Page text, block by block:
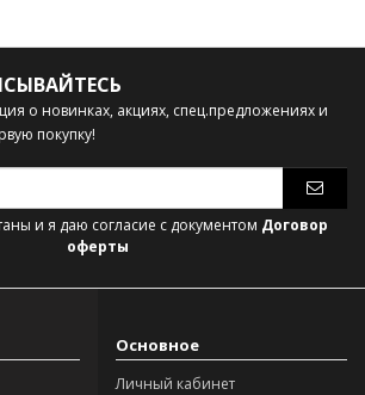
о новинках, акциях, спец.предложениях и
покупку!
и я даю согласие с документом Договор
оферты
Основное
Личный кабинет